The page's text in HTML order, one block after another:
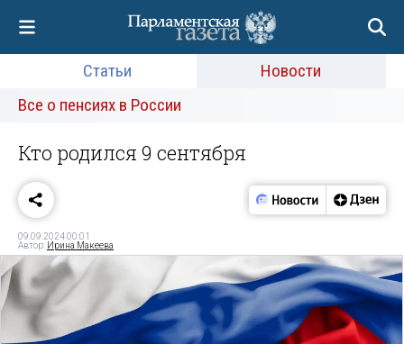
Статьи
Новости
Все о пенсиях в России
Кто родился 9 сентября
09.09.2024 00:01
Автор: Ирина Макеева